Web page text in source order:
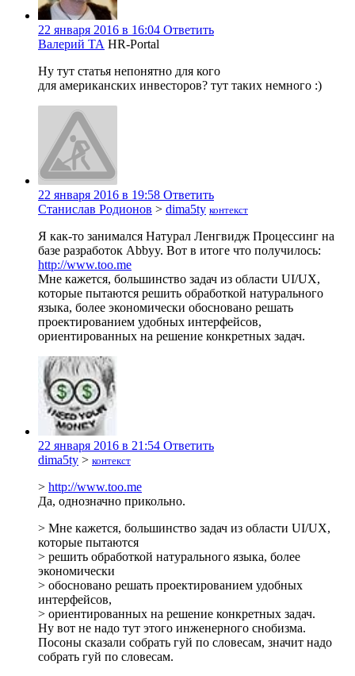
22 января 2016 в 16:04 Ответить
Валерий ТА HR-Portal
Ну тут статья непонятно для кого
для американских инвесторов? тут таких немного :)
22 января 2016 в 19:58 Ответить
Станислав Родионов > dima5ty контекст
Я как-то занимался Натурал Ленгвидж Процессинг на
базе разработок Abbyy. Вот в итоге что получилось:
http://www.too.me
Мне кажется, большинство задач из области UI/UX,
которые пытаются решить обработкой натурального
языка, более экономически обосновано решать
проектированием удобных интерфейсов,
ориентированных на решение конкретных задач.
22 января 2016 в 21:54 Ответить
dima5ty > контекст
> http://www.too.me
Да, однозначно прикольно.
> Мне кажется, большинство задач из области UI/UX,
которые пытаются
> решить обработкой натурального языка, более
экономически
> обосновано решать проектированием удобных
интерфейсов,
> ориентированных на решение конкретных задач.
Ну вот не надо тут этого инженерного снобизма.
Посоны сказали собрать гуй по словесам, значит надо
собрать гуй по словесам.